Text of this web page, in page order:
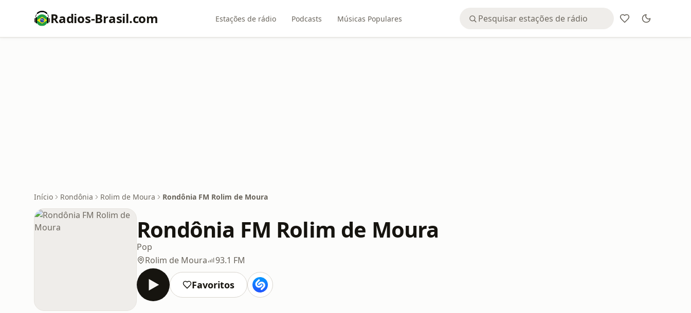
Radios-Brasil.com Estações de rádio Podcasts Músicas Populares
Início Rondônia Rolim de Moura Rondônia FM Rolim de Moura
Rondônia FM Rolim de Moura
Pop
Rolim de Moura
93.1 FM
Favoritos